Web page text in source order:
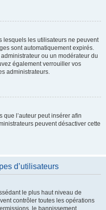
lesquels les utilisateurs ne peuvent
sont automatiquement expirés.
ou un modérateur du
également verrouiller vos
administrateurs.
que l’auteur peut insérer afin
peuvent désactiver cette
d’utilisateurs
le plus haut niveau de
contrôler toutes les opérations
le bannissement